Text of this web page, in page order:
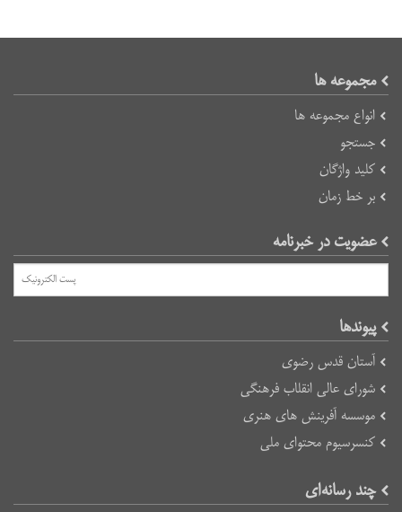
مجموعه ها
انواع مجموعه ها
جستجو
کلید واژگان
بر خط زمان
عضویت در خبرنامه
پیوند‌ها
آستان قدس رضوی
شورای عالی انقلاب فرهنگی
موسسه آفرینش های هنری
کنسرسیوم محتوای ملی
چند رسانه‌ای